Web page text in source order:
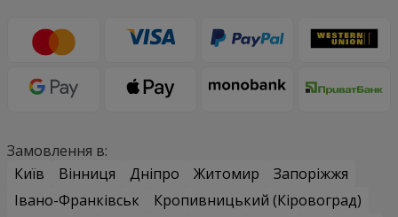
Замовлення в:
Київ
Вінниця Дніпро Житомир
Запоріжжя
Івано-Франківськ
Кропивницький (Кіровоград)